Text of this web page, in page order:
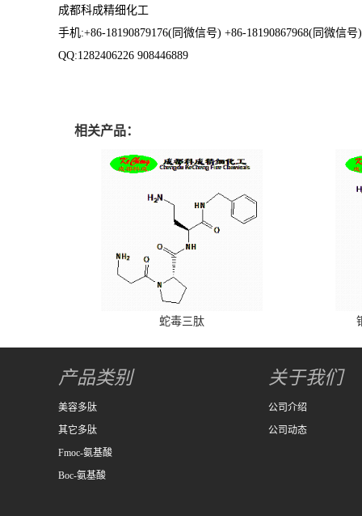
成都科成精细化工
手机:+86-18190879176(同微信号) +86-18190867968(同微信号)
QQ:1282406226 908446889
相关产品：
蛇毒三肽
产品类别
美容多肽
其它多肽
Fmoc-氨基酸
Boc-氨基酸
关于我们
公司介绍
公司动态